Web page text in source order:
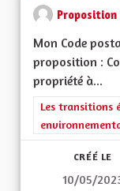
Proposition
Mon Code
proposition :
propriété à...
Filtrer les
Les transitions
CRÉÉ LE
10/05/